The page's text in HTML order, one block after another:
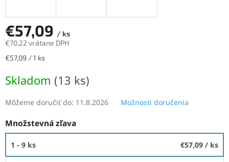
€57,09 / ks
€70,22 vrátane DPH
Jednotková
€57,09 / 1 ks
Skladom (13 ks)
Môžeme doručiť do: 11.8.2026 Možnosti doručenia
Množstevná zľava
1 - 9 ks €57,09 / ks